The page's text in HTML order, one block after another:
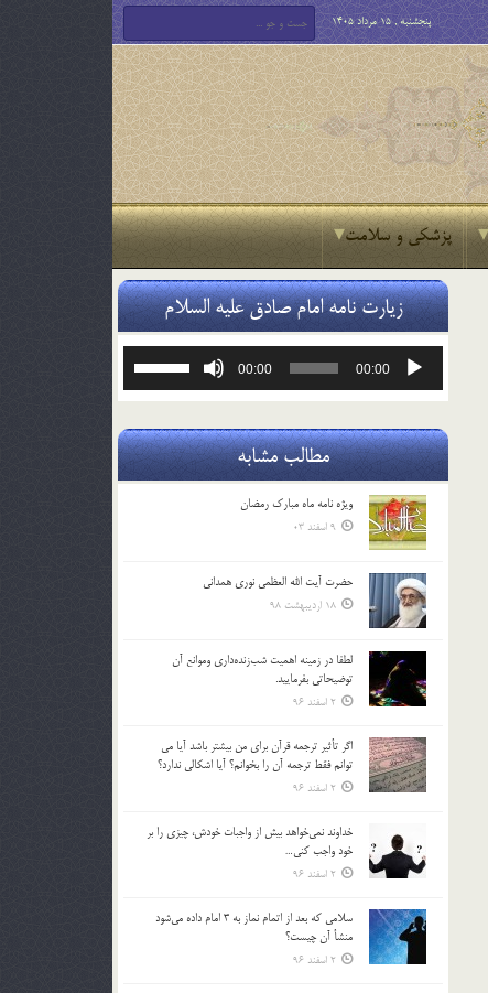
پنجشنبه , 15 مرداد 1405
پزشکی و سلامت
زیارت نامه امام صادق علیه السلام
پخش‌کننده
00:00
00:00
یا
صدا
کلیدهای
مطالب مشابه
ویژه نامه ماه مبارک رمضان
9 اسفند 03
حضرت آیت الله العظمی نوری همدانی
18 اردیبهشت 98
لطفا در زمينه اهميت شب‌زنده‌داري وموانع آن
توضيحاتي بفرماييد.
2 اسفند 96
اگر تأثير ترجمه قرآن براي من بيشتر باشد آيا مي
توانم فقط ترجمه آن را بخوانم؟ آيا اشكالي ندارد؟
2 اسفند 96
خداوند نمي‌خواهد بيش از واجبات خودش، چيزي را بر
خود واجب كني…
2 اسفند 96
سلامي كه بعد از اتمام نماز به 3 امام داده مي‌شود
منشأ آن چيست؟
2 اسفند 96